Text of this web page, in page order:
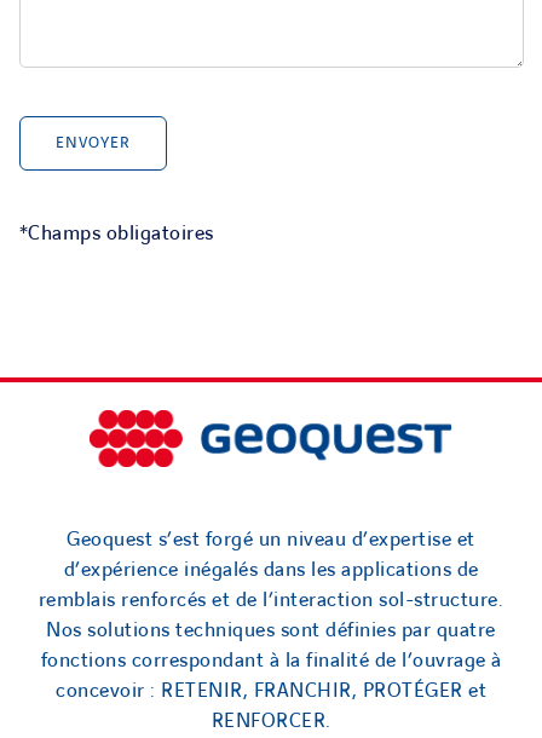
*Champs obligatoires
Geoquest s’est forgé un niveau d’expertise et
d’expérience inégalés dans les applications de
remblais renforcés et de l’interaction sol-structure.
Nos solutions techniques sont définies par quatre
fonctions correspondant à la finalité de l’ouvrage à
concevoir : RETENIR, FRANCHIR, PROTÉGER et
RENFORCER.